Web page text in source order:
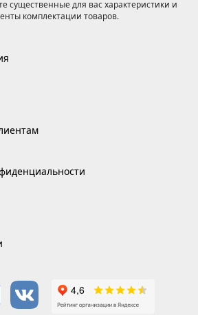
существенные для вас характеристики и
комплектации товаров.